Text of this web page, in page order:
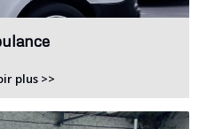
plus >>